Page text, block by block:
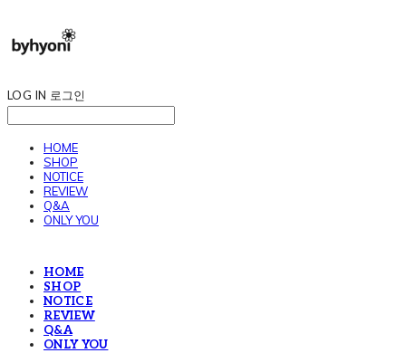
LOG IN 로그인
HOME
SHOP
NOTICE
REVIEW
Q&A
ONLY YOU
HOME
SHOP
NOTICE
REVIEW
Q&A
ONLY YOU